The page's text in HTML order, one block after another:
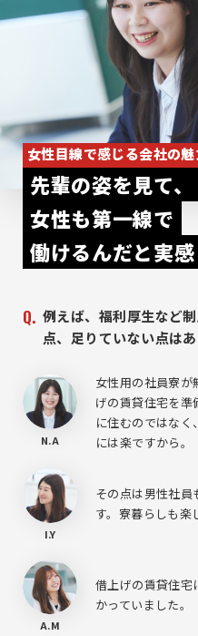
女性目線で感じる会社の
先輩の姿を見て、
女性も第一線で
働けるんだと実感
例えば、福利厚生など
点、足りていない点は
N.A
女性用の社員寮が
げの賃貸住宅を準
に住むのではな
には楽ですから。
I.Y
その点は男性社員
す。寮暮らしも楽
A.M
借上げの賃貸住宅
かっていました。